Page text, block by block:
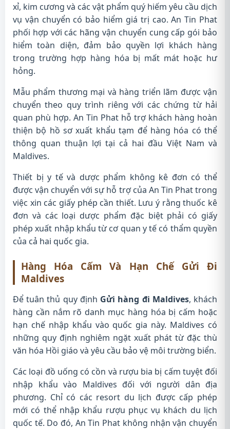
xỉ, kim cương và các vật phẩm quý hiếm yêu cầu dịch
vụ vận chuyển có bảo hiểm giá trị cao. An Tin Phat
phối hợp với các hãng vận chuyển cung cấp gói bảo
hiểm toàn diện, đảm bảo quyền lợi khách hàng
trong trường hợp hàng hóa bị mất mát hoặc hư
hỏng.
Mẫu phẩm thương mại và hàng triển lãm được vận
chuyển theo quy trình riêng với các chứng từ hải
quan phù hợp. An Tin Phat hỗ trợ khách hàng hoàn
thiện bộ hồ sơ xuất khẩu tạm để hàng hóa có thể
thông quan thuận lợi tại cả hai đầu Việt Nam và
Maldives.
Thiết bị y tế và dược phẩm không kê đơn có thể
được vận chuyển với sự hỗ trợ của An Tin Phat trong
việc xin các giấy phép cần thiết. Lưu ý rằng thuốc kê
đơn và các loại dược phẩm đặc biệt phải có giấy
phép xuất nhập khẩu từ cơ quan y tế có thẩm quyền
của cả hai quốc gia.
Hàng Hóa Cấm Và Hạn Chế Gửi Đi
Maldives
Để tuân thủ quy định Gửi hàng đi Maldives, khách
hàng cần nắm rõ danh mục hàng hóa bị cấm hoặc
hạn chế nhập khẩu vào quốc gia này. Maldives có
những quy định nghiêm ngặt xuất phát từ đặc thù
văn hóa Hồi giáo và yêu cầu bảo vệ môi trường biển.
Các loại đồ uống có cồn và rượu bia bị cấm tuyệt đối
nhập khẩu vào Maldives đối với người dân địa
phương. Chỉ có các resort du lịch được cấp phép
mới có thể nhập khẩu rượu phục vụ khách du lịch
quốc tế. Do đó, An Tin Phat không nhận vận chuyển